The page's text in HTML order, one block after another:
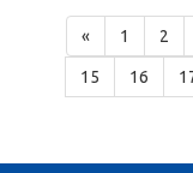
« 1 2
15 16